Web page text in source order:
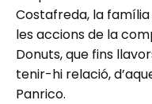
Costafreda, la
les accions de la
Donuts, que fins
tenir-hi relació,
Panrico.